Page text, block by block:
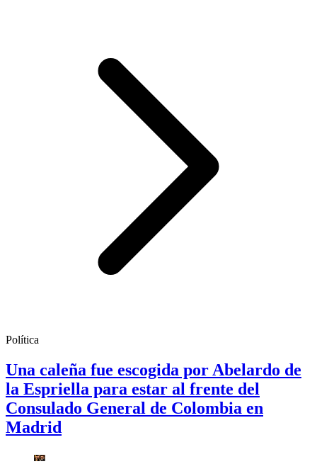
Política
Una caleña fue escogida por Abelardo de
la Espriella para estar al frente del
Consulado General de Colombia en
Madrid